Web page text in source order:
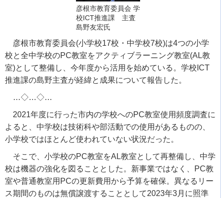
彦根市教育委員会 学
校ICT推進課 主査
島野友宏氏
彦根市教育委員会(小学校17校・中学校7校)は4つの小学
校と全中学校のPC教室をアクティブラーニング教室(AL教
室)として整備し、今年度から活用を始めている。学校 ICT
推進課の島野主査が経緯と成果について報告した。
…◇…◇…
2021年度に行った市内の学校へのPC教室使用頻度調査に
よると、中学校は技術科や部活動での使用があるものの、
小学校ではほとんど使われていない状況だった。
そこで、小学校のPC教室をAL教室として再整備し、中学
校は機器の強化を図ることとした。新事業ではなく、
PC教
室や普通教室用 PCの更新費用から予算を確保。異なるリー
ス期間のものは無償譲渡することとして2023年3月に照準